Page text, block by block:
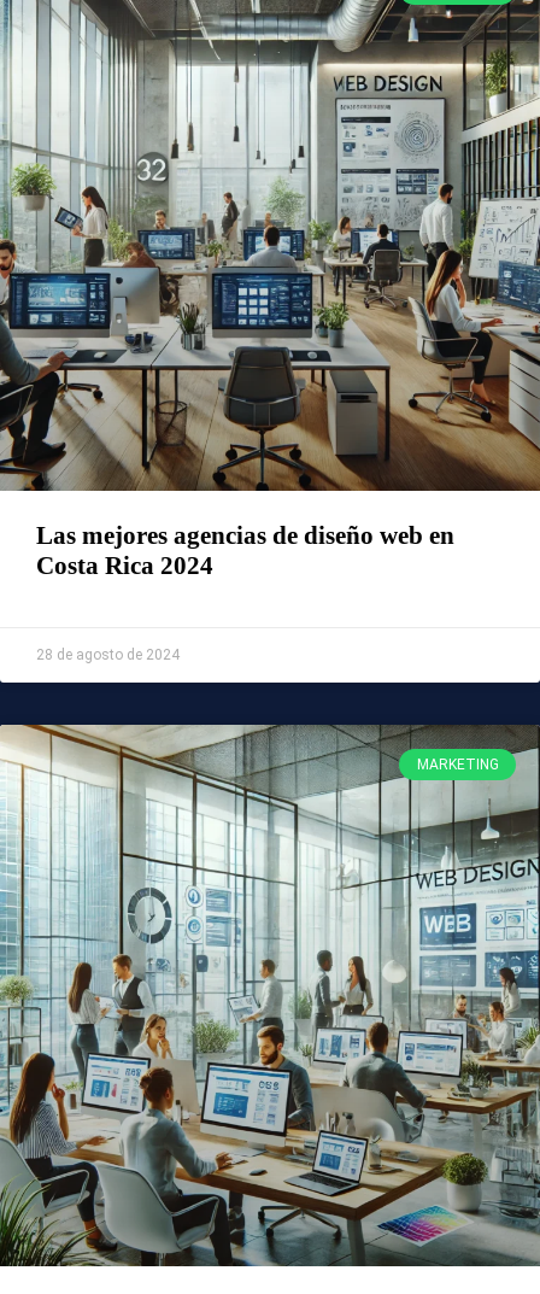
Las mejores agencias de diseño web en
Costa Rica 2024
28 de agosto de 2024
MARKETING